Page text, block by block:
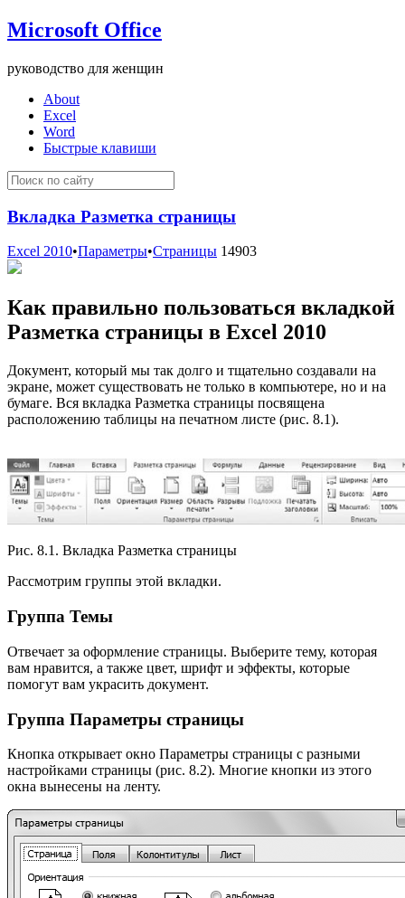
Microsoft Office
руководство для женщин
About
Excel
Word
Быстрые клавиши
Вкладка Разметка страницы
Excel 2010•Параметры•Страницы 14903
Как правильно пользоваться вкладкой
Разметка страницы в Excel 2010
Документ, который мы так долго и тщательно создавали на
экране, может существовать не только в компьютере, но и на
бумаге. Вся вкладка Разметка страницы посвящена
расположению таблицы на печатном листе (рис. 8.1).
Рис. 8.1. Вкладка Разметка страницы
Рассмотрим группы этой вкладки.
Группа Темы
Отвечает за оформление страницы. Выберите тему, которая
вам нравится, а также цвет, шрифт и эффекты, которые
помогут вам украсить документ.
Группа Параметры страницы
Кнопка открывает окно Параметры страницы с разными
настройками страницы (рис. 8.2). Многие кнопки из этого
окна вынесены на ленту.